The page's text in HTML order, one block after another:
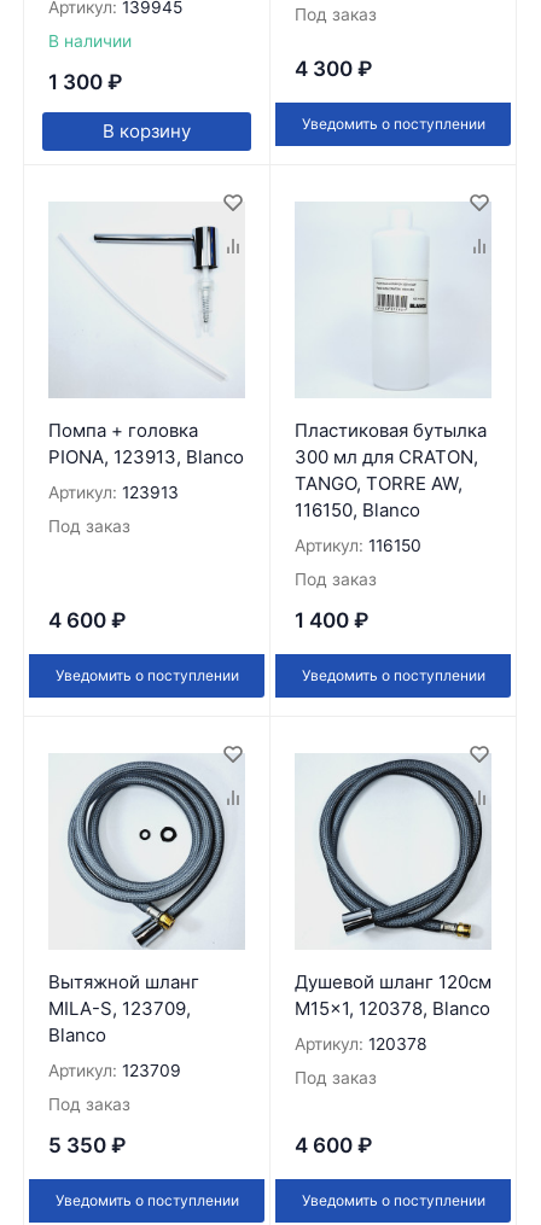
Артикул: 139945
В наличии
1 300 ₽
В корзину
Под заказ
4 300 ₽
Уведомить о поступлении
Помпа + головка
PIONA, 123913, Blanco
Артикул: 123913
Под заказ
4 600 ₽
Уведомить о поступлении
Пластиковая бутылка
300 мл для CRATON,
TANGO, TORRE AW,
116150, Blanco
Артикул: 116150
Под заказ
1 400 ₽
Уведомить о поступлении
Вытяжной шланг
MILA-S, 123709,
Blanco
Артикул: 123709
Под заказ
5 350 ₽
Уведомить о поступлении
Душевой шланг 120см
M15x1, 120378, Blanco
Артикул: 120378
Под заказ
4 600 ₽
Уведомить о поступлении